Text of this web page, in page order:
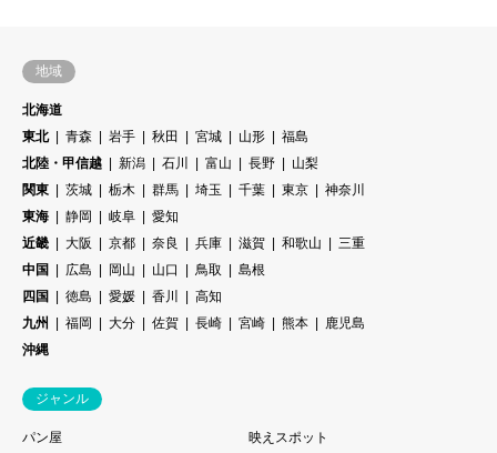
地域
北海道
東北
青森 岩手 秋田 宮城 山形
福島
北陸・甲信越
新潟 石川 富山 長野
山梨
関東
茨城 栃木 群馬 埼玉 千葉 東京
神奈川
東海
静岡 岐阜
愛知
近畿
大阪 京都 奈良 兵庫 滋賀 和歌山
三重
中国
広島 岡山 山口 鳥取
島根
四国
徳島 愛媛 香川
高知
九州
福岡 大分 佐賀 長崎 宮崎 熊本
鹿児島
沖縄
ジャンル
パン屋
映えスポット